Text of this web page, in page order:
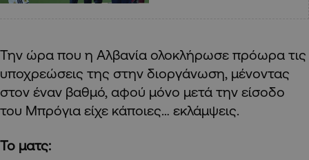
Την ώρα που η Αλβανία ολοκλήρωσε πρόωρα τις
υποχρεώσεις της στην διοργάνωση, μένοντας
στον έναν βαθμό, αφού μόνο μετά την είσοδο
του Μπρόγια είχε κάποιες… εκλάμψεις.
Το ματς: